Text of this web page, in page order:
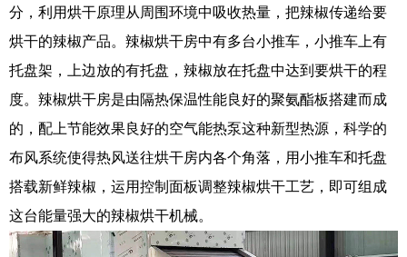
分，利用烘干原理从周围环境中吸收热量，把辣椒传递给要
烘干的辣椒产品。辣椒烘干房中有多台小推车，小推车上有
托盘架，上边放的有托盘，辣椒放在托盘中达到要烘干的程
度。辣椒烘干房是由隔热保温性能良好的聚氨酯板搭建而成
的，配上节能效果良好的空气能热泵这种新型热源，科学的
布风系统使得热风送往烘干房内各个角落，用小推车和托盘
搭载新鲜辣椒，运用控制面板调整辣椒烘干工艺，即可组成
这台能量强大的辣椒烘干机械。